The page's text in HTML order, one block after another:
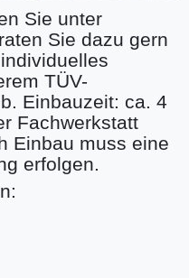
Sie unter
Sie dazu gern
TÜV-
Einbauzeit: ca. 4
Fachwerkstatt
Einbau muss eine
erfolgen.